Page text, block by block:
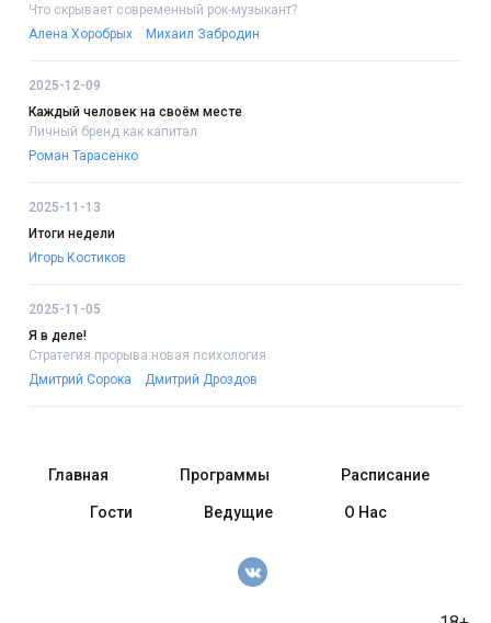
Что скрывает современный рок-музыкант?
Алена Хоробрых
Михаил Забродин
2025-12-09
Каждый человек на своём месте
Личный бренд как капитал
Роман Тарасенко
2025-11-13
Итоги недели
Игорь Костиков
2025-11-05
Я в деле!
Стратегия прорыва:новая психология
Дмитрий Сорока
Дмитрий Дроздов
Главная Программы Расписание
Гости Ведущие О Нас